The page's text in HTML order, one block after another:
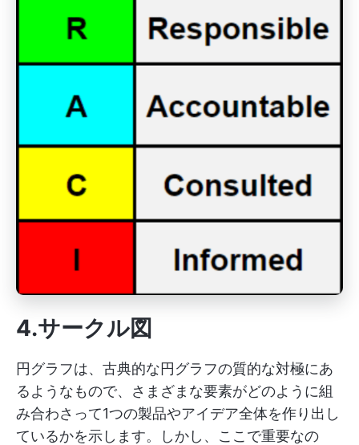
4.サークル図
円グラフは、古典的な円グラフの質的な対極にあ
るようなもので、さまざまな要素がどのように組
み合わさって1つの製品やアイデア全体を作り出し
ているかを示します。しかし、ここで重要なの